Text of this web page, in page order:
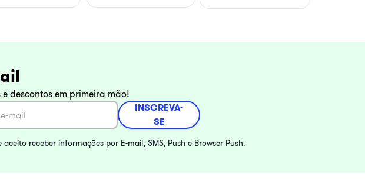
descontos em primeira mão!
INSCREVA-
SE
receber informações por E-mail, SMS, Push e Browser Push.